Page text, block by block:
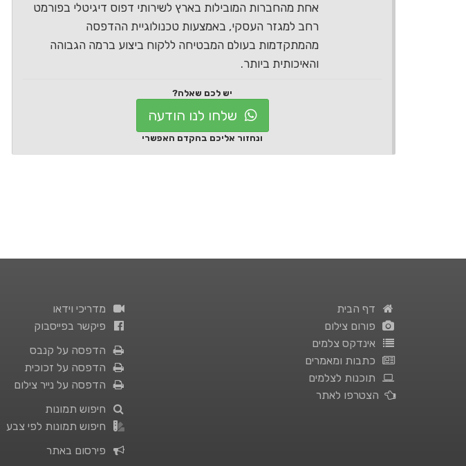
אחת מהחברות המובילות בארץ לשירותי דפוס דיגיטלי בפורמט
רחב למגזר העסקי, באמצעות טכנולוגיית ההדפסה
מהמתקדמות בעולם המבטיחה ללקוח ביצוע ברמה הגבוהה
והאיכותית ביותר.
יש לכם שאלה?
שלחו לנו הודעה
ונחזור אליכם בהקדם האפשרי
מדריכי וידאו
פיקשר בפייסבוק
הדפסה על קנבס
הדפסה על זכוכית
הדפסה על נייר צילום
חיפוש תמונות
חיפוש תמונות לפי צבע
פירסום באתר
דף הבית
פורום צילום
אינדקס צלמים
כתבות ומאמרים
תוכנות לצלמים
הצטרפו לאתר